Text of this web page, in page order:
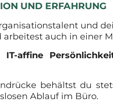
UND ERFAHRUNG
und
arbeitest auch in einer
IT-affine
behältst du
Ablauf im Büro.